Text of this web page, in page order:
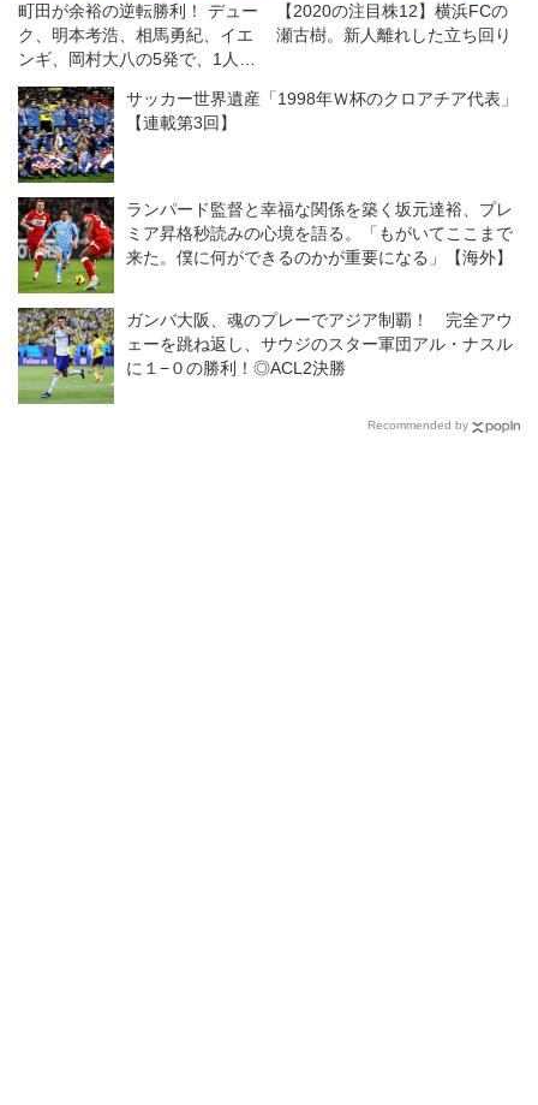
町田が余裕の逆転勝利！ デュー
ク、明本考浩、相馬勇紀、イエ
ンギ、岡村大八の5発で、1人少
ないFC東京をひっくり返す◎J1
第1節
【2020の注目株12】横浜FCの
瀬古樹。新人離れした立ち回り
サッカー世界遺産「1998年Ｗ杯のクロアチア代表」
【連載第3回】
ランパード監督と幸福な関係を築く坂元達裕、プレ
ミア昇格秒読みの心境を語る。「もがいてここまで
来た。僕に何ができるのかが重要になる」【海外】
ガンバ大阪、魂のプレーでアジア制覇！ 完全アウ
ェーを跳ね返し、サウジのスター軍団アル・ナスル
に１−０の勝利！◎ACL2決勝
Recommended by